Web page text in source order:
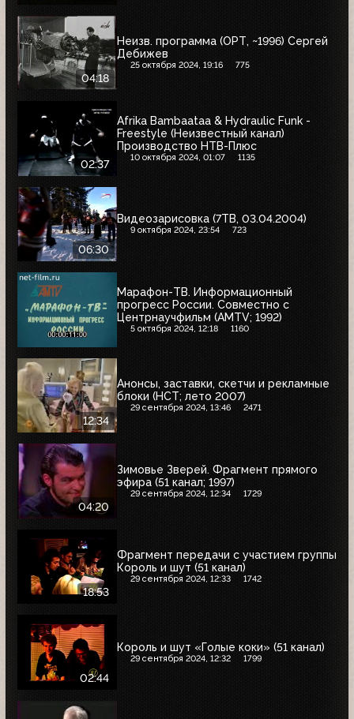
04:18
Неизв. программа (ОРТ, ~1996) Сергей
Дебижев
25 октября 2024, 19:16 775
02:37
Afrika Bambaataa & Hydraulic Funk -
Freestyle (Неизвестный канал)
Производство НТВ-Плюс
10 октября 2024, 01:07 1135
06:30
Видеозарисовка (7ТВ, 03.04.2004)
9 октября 2024, 23:54 723
Марафон-ТВ. Информационный
прогресс России. Совместно с
Центрнаучфильм (AMTV; 1992)
5 октября 2024, 12:18 1160
12:34
Анонсы, заставки, скетчи и рекламные
блоки (НСТ; лето 2007)
29 сентября 2024, 13:46 2471
04:20
Зимовье Зверей. Фрагмент прямого
эфира (51 канал; 1997)
29 сентября 2024, 12:34 1729
18:53
Фрагмент передачи с участием группы
Король и шут (51 канал)
29 сентября 2024, 12:33 1742
02:44
Король и шут «Голые коки» (51 канал)
29 сентября 2024, 12:32 1799